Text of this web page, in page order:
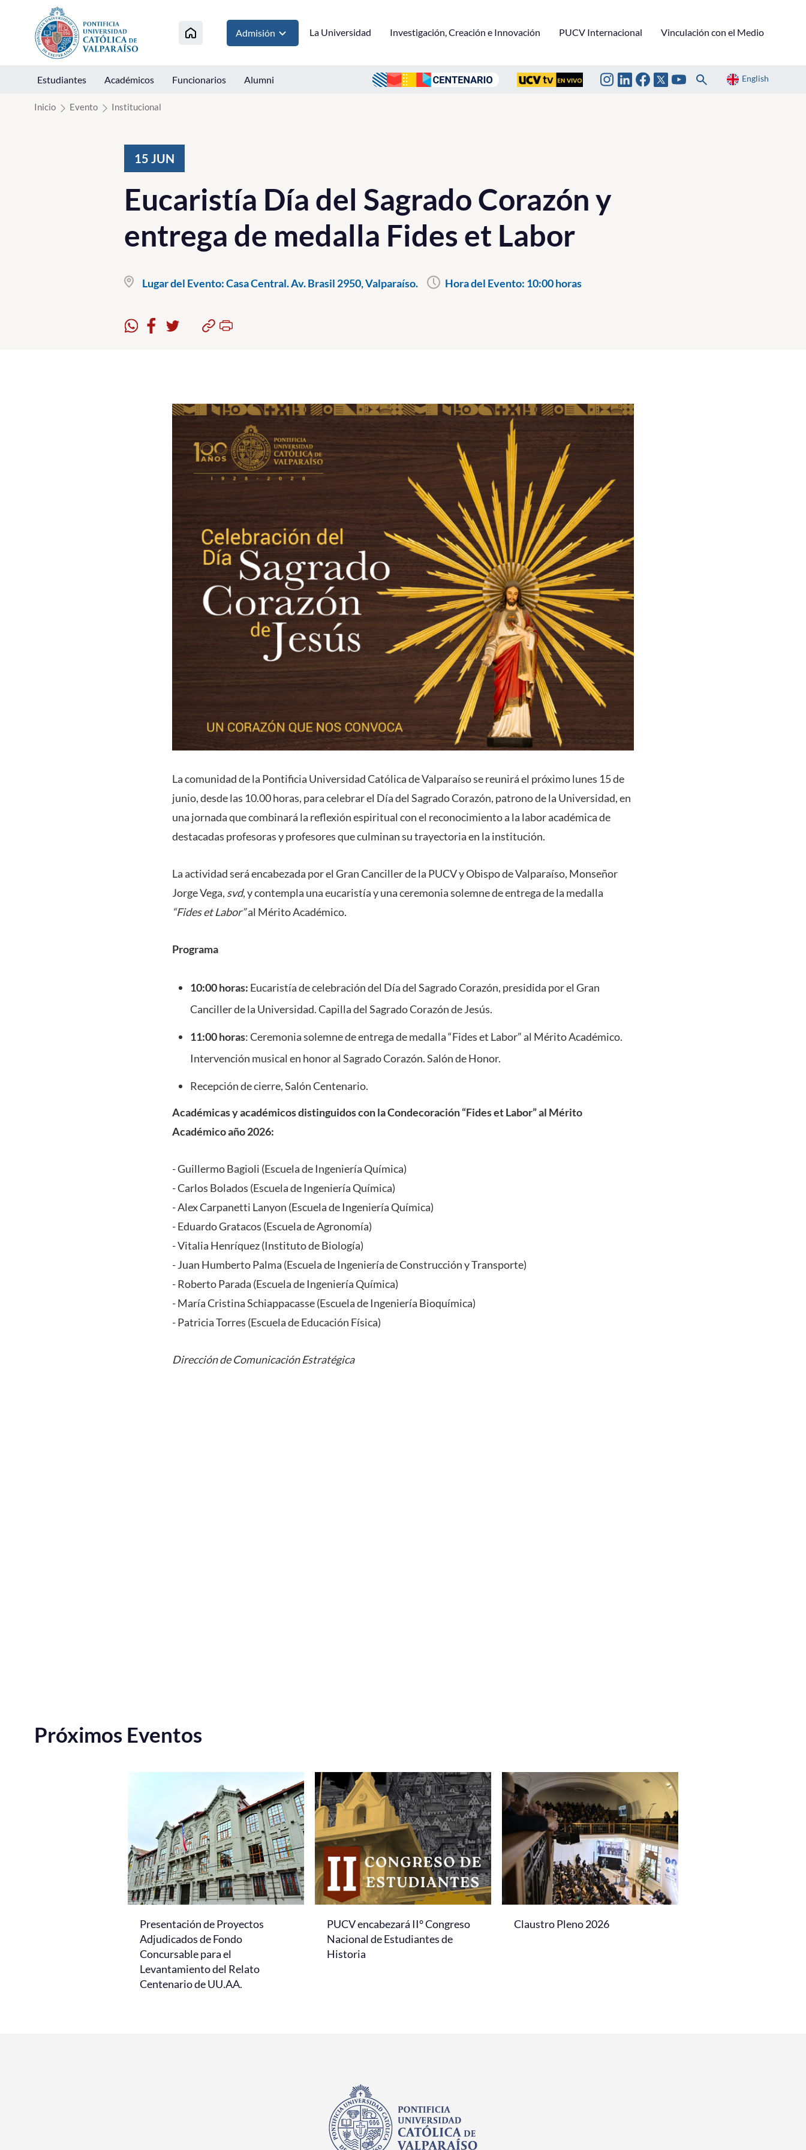
Click acá para ir directamente al contenido
Admisión La Universidad Investigación, Creación e Innovación PUCV Internacional Vinculación con el Medio
Estudiantes Académicos Funcionarios Alumni English
Inicio Evento Institucional
15 JUN
Eucaristía Día del Sagrado Corazón y
entrega de medalla Fides et Labor
Lugar del Evento:Casa Central. Av. Brasil 2950, Valparaíso. Hora del Evento: 10:00 horas
La comunidad de la Pontificia Universidad Católica de Valparaíso se reunirá el próximo lunes 15 de
junio, desde las 10.00 horas, para celebrar el Día del Sagrado Corazón, patrono de la Universidad, en
una jornada que combinará la reflexión espiritual con el reconocimiento a la labor académica de
destacadas profesoras y profesores que culminan su trayectoria en la institución.
La actividad será encabezada por el Gran Canciller de la PUCV y Obispo de Valparaíso, Monseñor
Jorge Vega, svd, y contempla una eucaristía y una ceremonia solemne de entrega de la medalla
“Fides et Labor”al Mérito Académico.
Programa
10:00 horas: Eucaristía de celebración del Día del Sagrado Corazón, presidida por el Gran
Canciller de la Universidad.Capilla del Sagrado Corazón de Jesús.
11:00 horas:Ceremonia solemne de entrega de medalla“Fides et Labor”al Mérito Académico.
Intervención musical en honor al Sagrado Corazón.Salón de Honor.
Recepción de cierre,Salón Centenario.
Académicas y académicos distinguidos con la Condecoración “Fides et Labor” al Mérito
Académico año 2026:
- Guillermo Bagioli (Escuela de Ingeniería Química)
- Carlos Bolados (Escuela de Ingeniería Química)
- Alex Carpanetti Lanyon (Escuela de Ingeniería Química)
- Eduardo Gratacos (Escuela de Agronomía)
- Vitalia Henríquez (Instituto de Biología)
- Juan Humberto Palma (Escuela de Ingeniería de Construcción y Transporte)
- Roberto Parada (Escuela de Ingeniería Química)
- María Cristina Schiappacasse (Escuela de Ingeniería Bioquímica)
- Patricia Torres (Escuela de Educación Física)
Dirección de Comunicación Estratégica
Próximos Eventos
Presentación de Proyectos
Adjudicados de Fondo
Concursable para el
Levantamiento del Relato
Centenario de UU.AA.
PUCV encabezará II° Congreso
Nacional de Estudiantes de
Historia
Claustro Pleno 2026